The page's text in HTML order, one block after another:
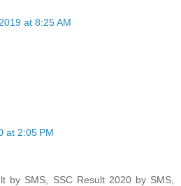
at 8:25 AM
at 2:05 PM
by SMS, SSC Result 2020 by SMS,